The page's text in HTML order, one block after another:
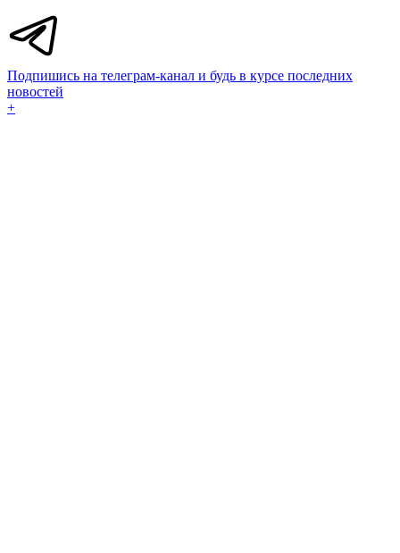
Подпишись на телеграм-канал и будь в курсе последних
новостей
+